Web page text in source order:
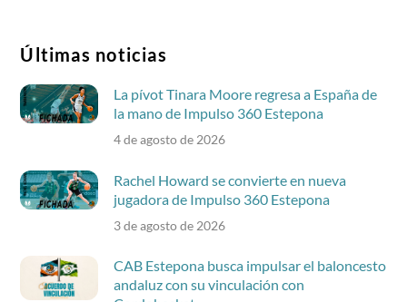
Últimas noticias
La pívot Tinara Moore regresa a España de
la mano de Impulso 360 Estepona
4 de agosto de 2026
Rachel Howard se convierte en nueva
jugadora de Impulso 360 Estepona
3 de agosto de 2026
CAB Estepona busca impulsar el baloncesto
andaluz con su vinculación con